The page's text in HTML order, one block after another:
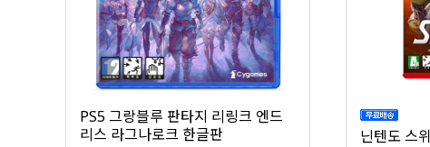
PS5 그랑블루 판타지 리링크 엔드
리스 라그나로크 한글판
닌텐도 스